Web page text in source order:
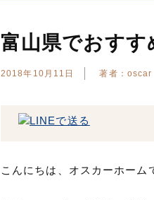
富山県でおすす
2018年10月11日 著者：oscar
こんにちは、オスカーホーム